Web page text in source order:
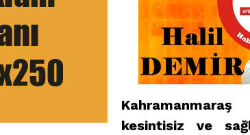
kesintisiz ve